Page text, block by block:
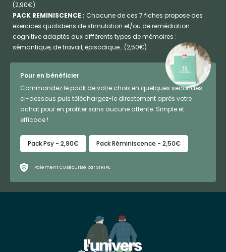
(2,90€).
PACK REMINISCENCE : Chacune de ces 7 fiches propose des
exercices quotidiens de stimulation et/ou de remédiation
cognitive adaptés aux différents types de mémoires :
sémantique, de travail, épisodique… (2,50€)
Pour en bénéficier
Commandez le pack de votre choix en quelques secondes
ci-dessous puis téléchargez-le directement après votre
achat pour en profiter sans aucune attente. Simple et
efficace !
Pack Psy - 2,90€ Pack Réminiscence - 2,50€
Paiement CB sécurisé par STRIPE